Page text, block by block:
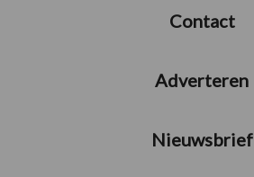
Contact
Adverteren
Nieuwsbrief